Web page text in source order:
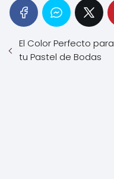
El Color Perfecto para
tu Pastel de Bodas